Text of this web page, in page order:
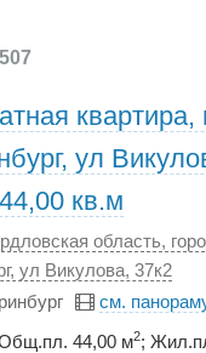
квартира,
ул
кв.м
область,
ул Викулова, 37к2
см.
44,00 м2;